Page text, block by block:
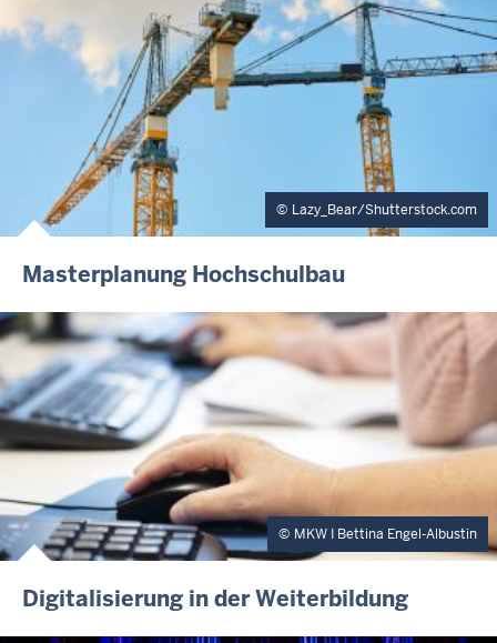
Lazy_Bear/Shutterstock.com
Masterplanung Hochschulbau
MKW I Bettina Engel-Albustin
Digitalisierung in der Weiterbildung